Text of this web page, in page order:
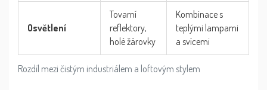
Rozdíl mezi čistým industriálem a loftovým stylem
Osvětlení
Tovarní
reflektory,
holé žárovky
Kombinace s
teplými lampami
a svícemi